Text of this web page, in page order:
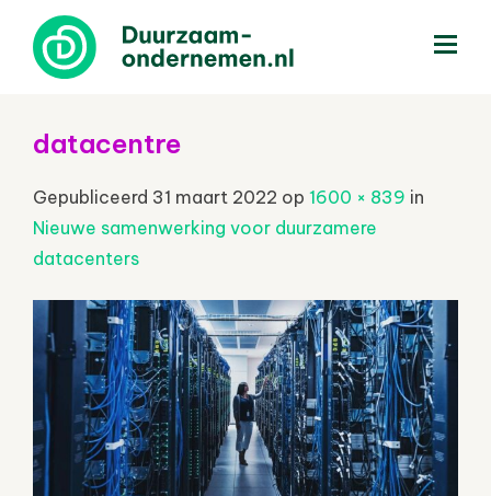
datacentre
Gepubliceerd 31 maart 2022 op 1600 × 839 in
Nieuwe samenwerking voor duurzamere
datacenters